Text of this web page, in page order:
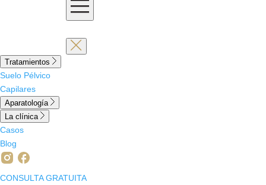
Tratamientos
Suelo Pélvico
Capilares
Aparatología
La clínica
Casos
Blog
CONSULTA GRATUITA